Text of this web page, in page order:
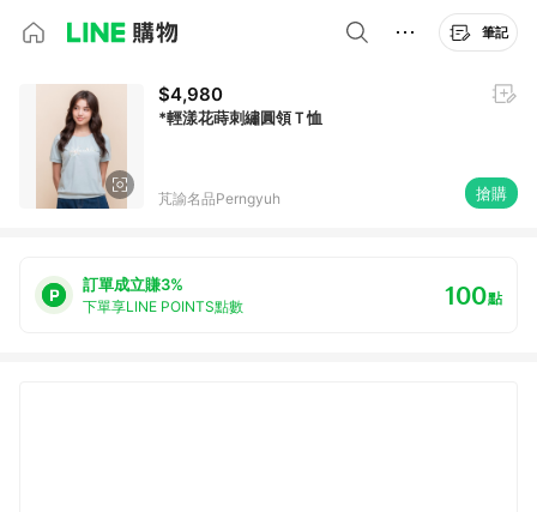
筆記
$4,980
*輕漾花蒔刺繡圓領Ｔ恤
芃諭名品Perngyuh 搶購
訂單成立賺3%
下單享LINE POINTS點數 100點